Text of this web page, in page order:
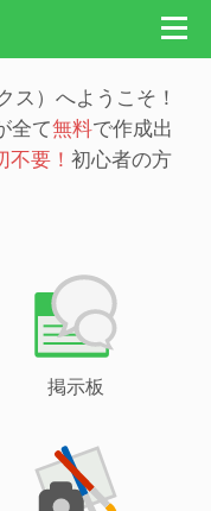
ス）へようこそ！
全て無料で作成出
要！ 初心者の方
掲示板